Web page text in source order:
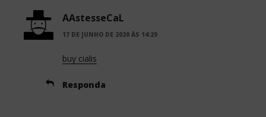
AAstesseCaL
17 DE JUNHO DE 2020 ÀS 14:29
buy cialis
Responda